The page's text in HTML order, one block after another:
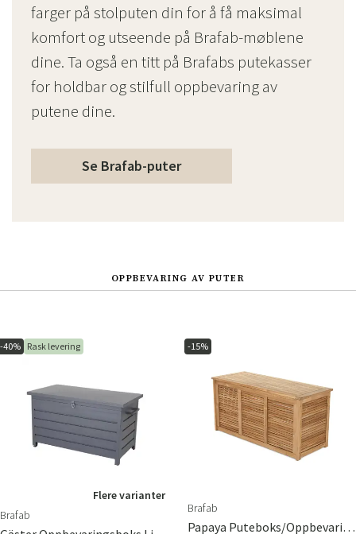
farger på stolputen din for å få maksimal
komfort og utseende på Brafab-møblene
dine. Ta også en titt på Brafabs putekasser
for holdbar og stilfull oppbevaring av
putene dine.
Se Brafab-puter
OPPBEVARING AV PUTER
-40% Rask levering
Flere varianter
Brafab
-15%
Brafab
Papaya Puteboks/oppbevaringsboks Brafab